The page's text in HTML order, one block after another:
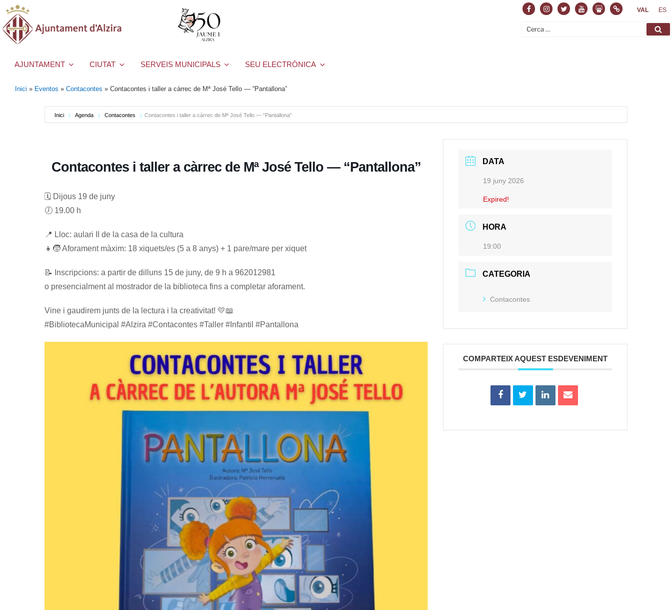
FacebookInstagram
TwitterYoutubeSlideshare
NormasVAL ES
Cerca:
AJUNTAMENT CIUTAT SERVEIS MUNICIPALS SEU ELECTRÒNICA
Inici » Eventos » Contacontes » Contacontes i taller a càrrec de Mª José Tello — “Pantallona”
Inici Agenda Contacontes Contacontes i taller a càrrec de Mª José Tello — “Pantallona”
Contacontes i taller a càrrec de Mª José Tello — “Pantallona”
🗓️ Dijous 19 de juny
🕖 19.00 h
📍 Lloc: aulari II de la casa de la cultura
👧🧒 Aforament màxim: 18 xiquets/es (5 a 8 anys) + 1 pare/mare per xiquet
📝 Inscripcions: a partir de dilluns 15 de juny, de 9 h a 962012981
o presencialment al mostrador de la biblioteca fins a completar aforament.
Vine i gaudirem junts de la lectura i la creativitat! 💛📖
#BibliotecaMunicipal #Alzira #Contacontes #Taller #Infantil #Pantallona
DATA
19 juny 2026
Expired!
HORA
19:00
CATEGORIA
Contacontes
COMPARTEIX AQUEST ESDEVENIMENT